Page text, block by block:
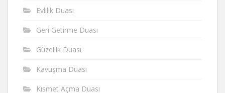
Evlilik Duası
Geri Getirme Duası
Güzellik Duası
Kavuşma Duası
Kısmet Açma Duası